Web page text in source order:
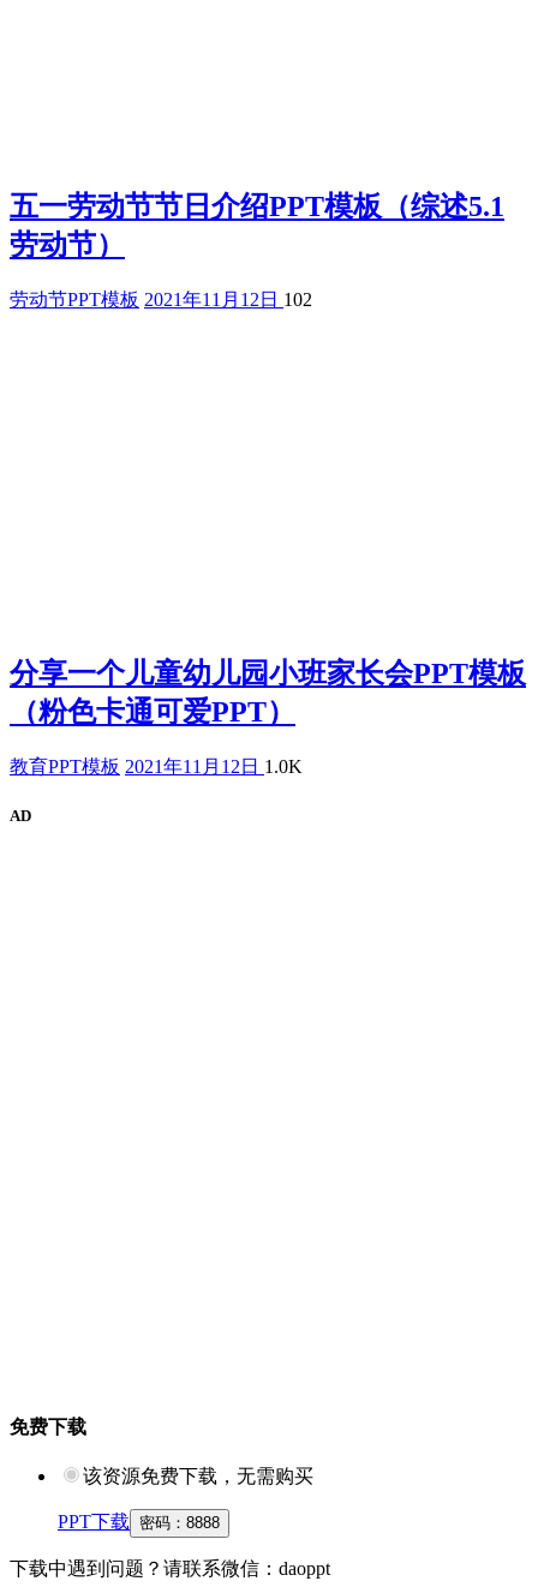
五一劳动节节日介绍PPT模板（综述5.1
劳动节）
劳动节PPT模板 2021年11月12日 102
分享一个儿童幼儿园小班家长会PPT模板
（粉色卡通可爱PPT）
教育PPT模板 2021年11月12日 1.0K
AD
免费下载
该资源免费下载，无需购买
PPT下载 密码： 8888
下载中遇到问题？请联系微信：daoppt